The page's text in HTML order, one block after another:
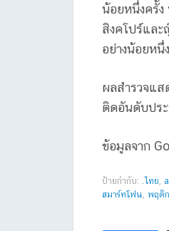
น้อยหนึ่งครั้ง
สิงคโปร์แล
อย่างน้อยหนึ่
ผลสำรวจแส
ติดอันดับประ
ข้อมูลจาก
ป้ายกำกับ: .ไทย
สมาร์ทโฟน
พฤติ